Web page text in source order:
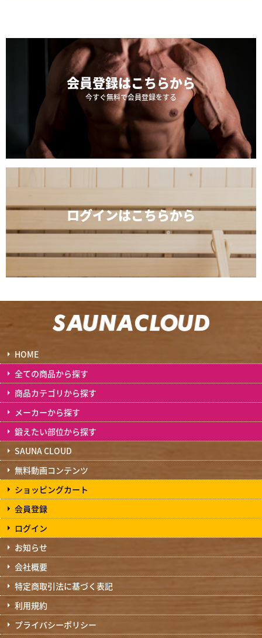
会員登録はこちらから
今すぐ無料で会員登録をする
ログインはこちらから
HOME
全ての商品から探す
商品カテゴリから探す
メーカーから探す
鍛えたい部位から探す
SAUNA CLOUD
無料動画コンテンツ
ショッピングカート
会員登録
ログイン
お知らせ
会社概要
特定商取引法に基づく表記
利用規約
プライバシーポリシー